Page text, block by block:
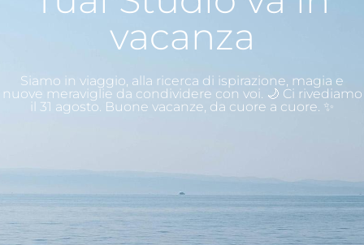
vacanza
Siamo in viaggio, alla ricerca di ispirazione, magia e
nuove meraviglie da condividere con voi. 🌙 Ci rivediamo
il 31 agosto. Buone vacanze, da cuore a cuore. ✨